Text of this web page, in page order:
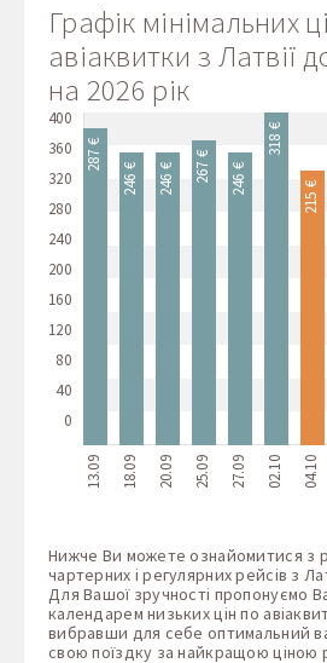
Графік мінімальних
авіаквитки з Латвії
на 2026 рік
400
360
320
280
240
200
160
120
80
40
0
287 €
13.09
246 €
18.09
246 €
20.09
267 €
25.09
246 €
27.09
318 €
02.10
215 €
04.10
Нижче Ви можете ознайомитися з
чартерних і регулярних рейсів з
Для Вашої зручності пропонуємо
календарем низьких цін по
вибравши для себе оптимальний
свою поїздку за найкращою ціною